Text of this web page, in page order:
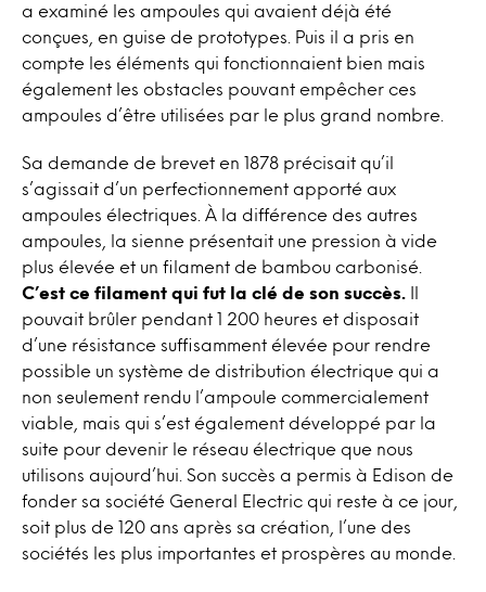
a examiné les ampoules qui avaient déjà été
conçues, en guise de prototypes. Puis il a pris en
compte les éléments qui fonctionnaient bien mais
également les obstacles pouvant empêcher ces
ampoules d’être utilisées par le plus grand nombre.
Sa demande de brevet en 1878 précisait qu’il
s’agissait d’un perfectionnement apporté aux
ampoules électriques. À la différence des autres
ampoules, la sienne présentait une pression à vide
plus élevée et un filament de bambou carbonisé.
C’est ce filament qui fut la clé de son succès.
pouvait brûler pendant 1 200 heures et disposait
d’une résistance suffisamment élevée pour rendre
possible un système de distribution électrique qui a
non seulement rendu l’ampoule commercialement
viable, mais qui s’est également développé par la
suite pour devenir le réseau électrique que nous
utilisons aujourd’hui. Son succès a permis à Edison de
fonder sa société General Electric qui reste à ce jour,
soit plus de 120 ans après sa création, l’une des
sociétés les plus importantes et prospères au monde.